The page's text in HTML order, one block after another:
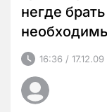
негде
16:36 / 17.12.09